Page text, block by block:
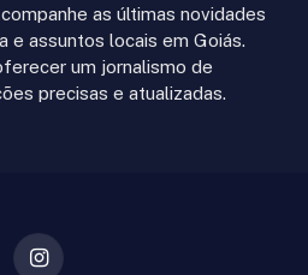
as últimas novidades
e assuntos locais em Goiás.
um jornalismo de
precisas e atualizadas.
Instagram